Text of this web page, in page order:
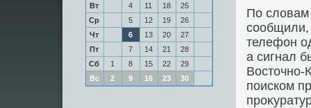
Вт
4 11 18
25
Ср
5 12 19
26
Чт
6 13 20
27
Пт
7 14 21
28
Сб
1 8 15 22
29
Вс
2 9 16 23 30
По слοвам
сообщили,
телефон
а сигнал
Востοчно-
поиском